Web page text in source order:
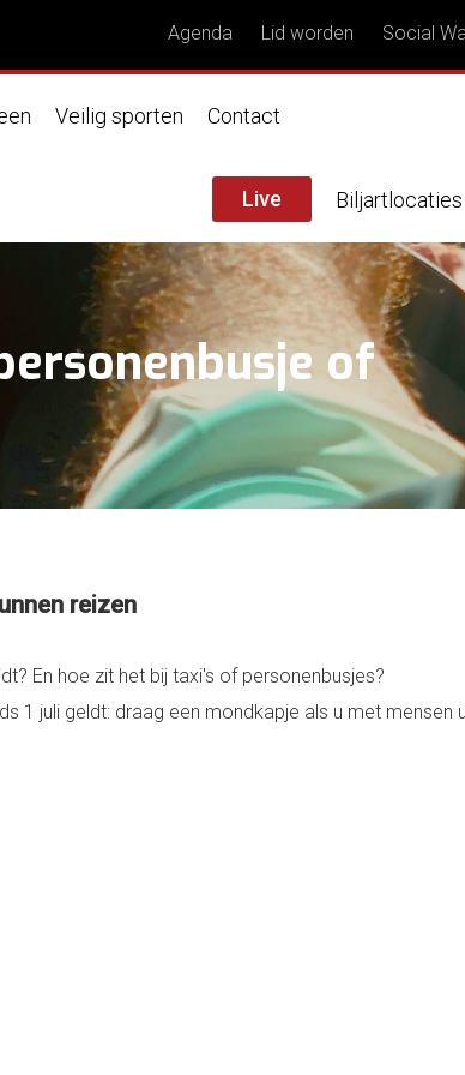
Agenda Lid worden Social
Veilig sporten Contact
Live Biljartlocaties
of
reizen
En hoe zit het bij taxi's of personenbusjes?
1 juli geldt: draag een mondkapje als u met mensen